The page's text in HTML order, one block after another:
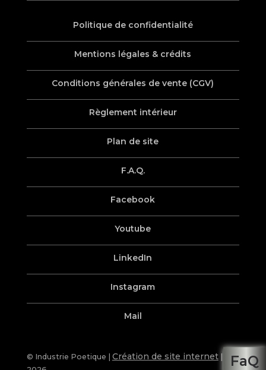
FaQ
Politique de confidentialité
Mentions légales & crédits
Conditions générales de vente (CGV)
Règlement intérieur
Plan de site
F.A.Q.
Facebook
Youtube
LinkedIn
Instagram
Mail
© Industrie Poetique | Création de site internet|